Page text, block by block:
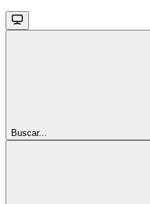
Buscar...